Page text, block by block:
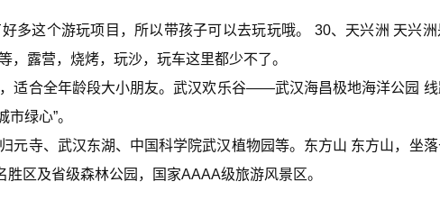
多这个游玩项目，所以带孩子可以去玩玩哦。 30、天兴洲 天兴
露营，烧烤，玩沙，玩车这里都少不了。
适合全年龄段大小朋友。武汉欢乐谷——武汉海昌极地海洋公园 线
绿心”。
元寺、武汉东湖、中国科学院武汉植物园等。东方山 东方山，坐
区及省级森林公园，国家AAAA级旅游风景区。